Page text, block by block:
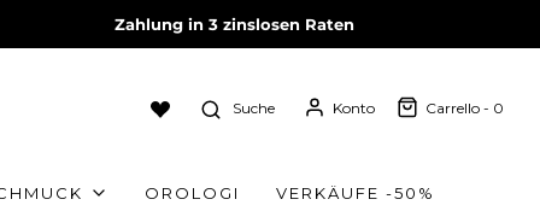
Zahlung in 3 zinslosen Raten
Suche Konto Carrello - 0
OROLOGI VERKÄUFE -50%